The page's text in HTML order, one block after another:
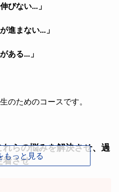
びない…」
進まない…」
がある…」
のためのコースです。
らの悩みを解決させ、過
着させ
第一志望合格を狙いま
もっと見る